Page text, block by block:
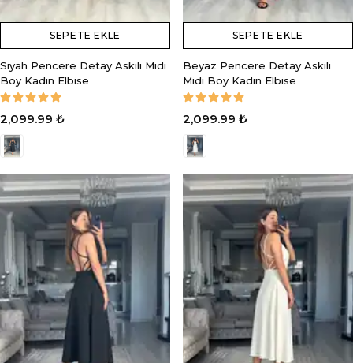
SEPETE EKLE
Siyah Pencere Detay Askılı Midi
Boy Kadın Elbise
2,099.99 ₺
SEPETE EKLE
Beyaz Pencere Detay Askılı
Midi Boy Kadın Elbise
2,099.99 ₺